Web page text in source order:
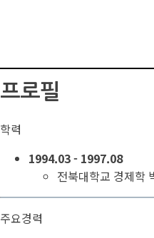
프로필
학력
1994.03 - 1997.08
전북대학교 경제학
주요경력